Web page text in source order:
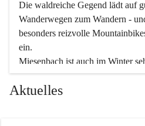
Die waldreiche Gegend lädt auf
Wanderwegen zum Wandern -
besonders reizvolle
ein.
Miesenbach ist auch im Winter
Eisstockschießen gibt es auf
wunderschöne
Aktuelles